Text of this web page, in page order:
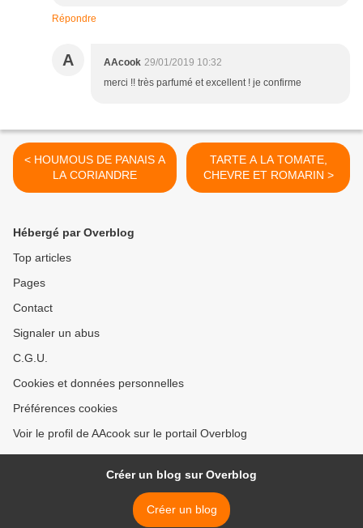
Répondre
A AAcook 29/01/2019 10:32
merci !! très parfumé et excellent ! je confirme
< HOUMOUS DE PANAIS A
LA CORIANDRE
TARTE A LA TOMATE,
CHEVRE ET ROMARIN >
Hébergé par Overblog
Top articles
Pages
Contact
Signaler un abus
C.G.U.
Cookies et données personnelles
Préférences cookies
Voir le profil de AAcook sur le portail Overblog
Créer un blog sur Overblog
Créer un blog